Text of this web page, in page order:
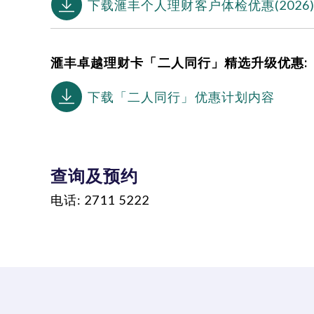
下载滙丰个人理财客户体检优惠
滙丰卓越理财卡「二人同行」精选升级优惠:
下载「二人同行」优惠计划内容
查询及预约
电话: 2711 5222